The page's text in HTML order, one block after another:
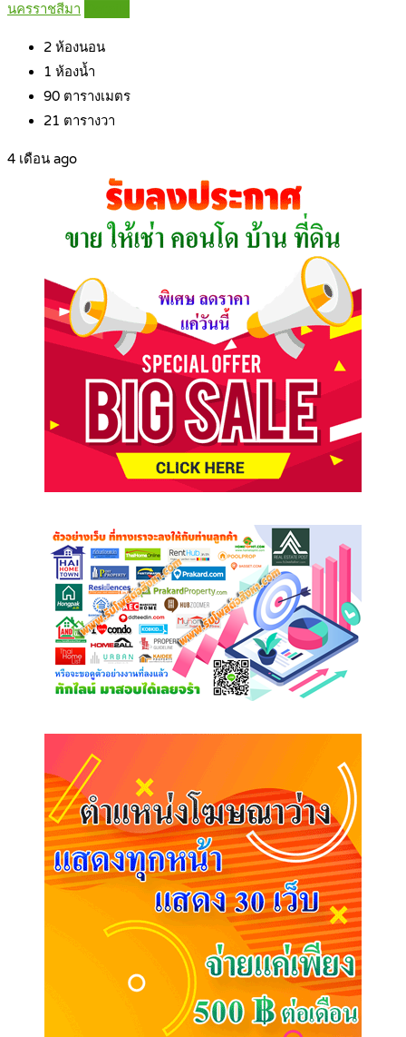
นครราชสีมา
2 ห้องนอน
1 ห้องน้ำ
90 ตารางเมตร
21 ตารางวา
4 เดือน ago